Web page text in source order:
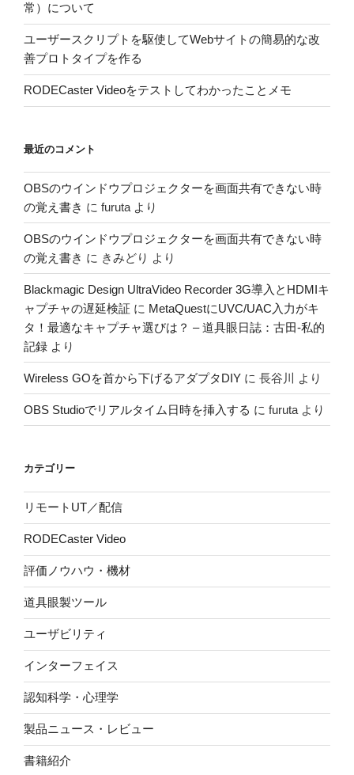
常）について
ユーザースクリプトを駆使してWebサイトの簡易的な改
善プロトタイプを作る
RODECaster Videoをテストしてわかったことメモ
最近のコメント
OBSのウインドウプロジェクターを画面共有できない時
の覚え書き に furuta より
OBSのウインドウプロジェクターを画面共有できない時
の覚え書き に きみどり より
Blackmagic Design UltraVideo Recorder 3G導入とHDMIキ
ャプチャの遅延検証 に MetaQuestにUVC/UAC入力がキ
タ！最適なキャプチャ選びは？ – 道具眼日誌：古田-私的
記録 より
Wireless GOを首から下げるアダプタDIY に 長谷川 より
OBS Studioでリアルタイム日時を挿入する に furuta より
カテゴリー
リモートUT／配信
RODECaster Video
評価ノウハウ・機材
道具眼製ツール
ユーザビリティ
インターフェイス
認知科学・心理学
製品ニュース・レビュー
書籍紹介